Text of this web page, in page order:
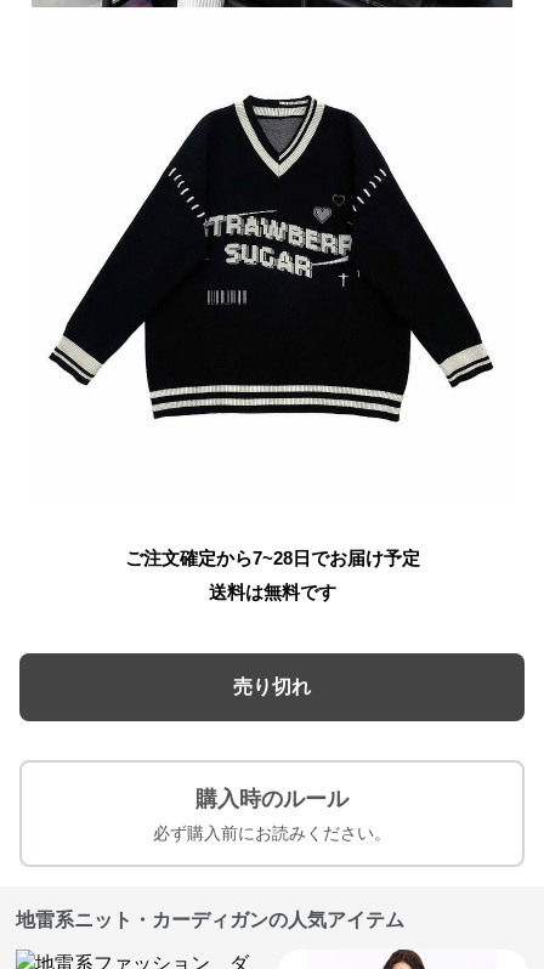
ご注文確定から7~28日でお届け予定
送料は無料です
売り切れ
購入時のルール
必ず購入前にお読みください。
地雷系ニット・カーディガンの人気アイテム